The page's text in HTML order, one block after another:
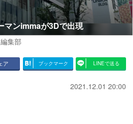
マンimmaが3Dで出現
集部
ア ブックマーク LINEで送る
2021.12.01 20:00